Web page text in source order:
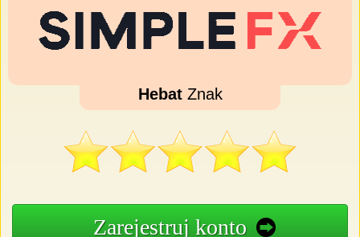
HebatZnak
Zarejestruj konto